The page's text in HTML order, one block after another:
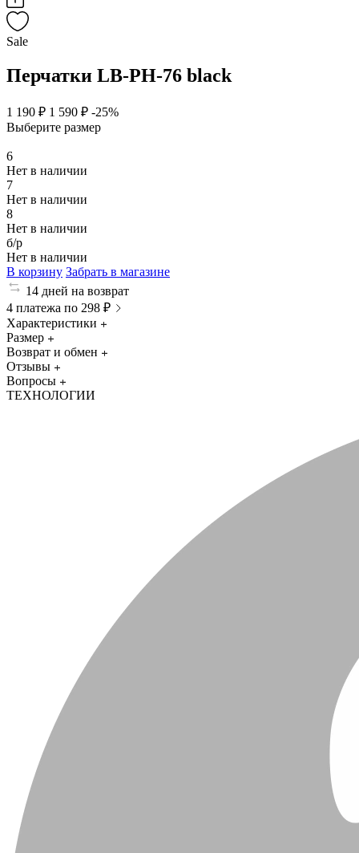
Sale
Перчатки LB-PH-76 black
1 190 ₽ 1 590 ₽ -25%
Выберите размер
6
Нет в наличии
7
Нет в наличии
8
Нет в наличии
б/р
Нет в наличии
В корзину Забрать в магазине
14 дней на возврат
4 платежа по 298 ₽
Характеристики
Размер
Возврат и обмен
Отзывы
Вопросы
ТЕХНОЛОГИИ